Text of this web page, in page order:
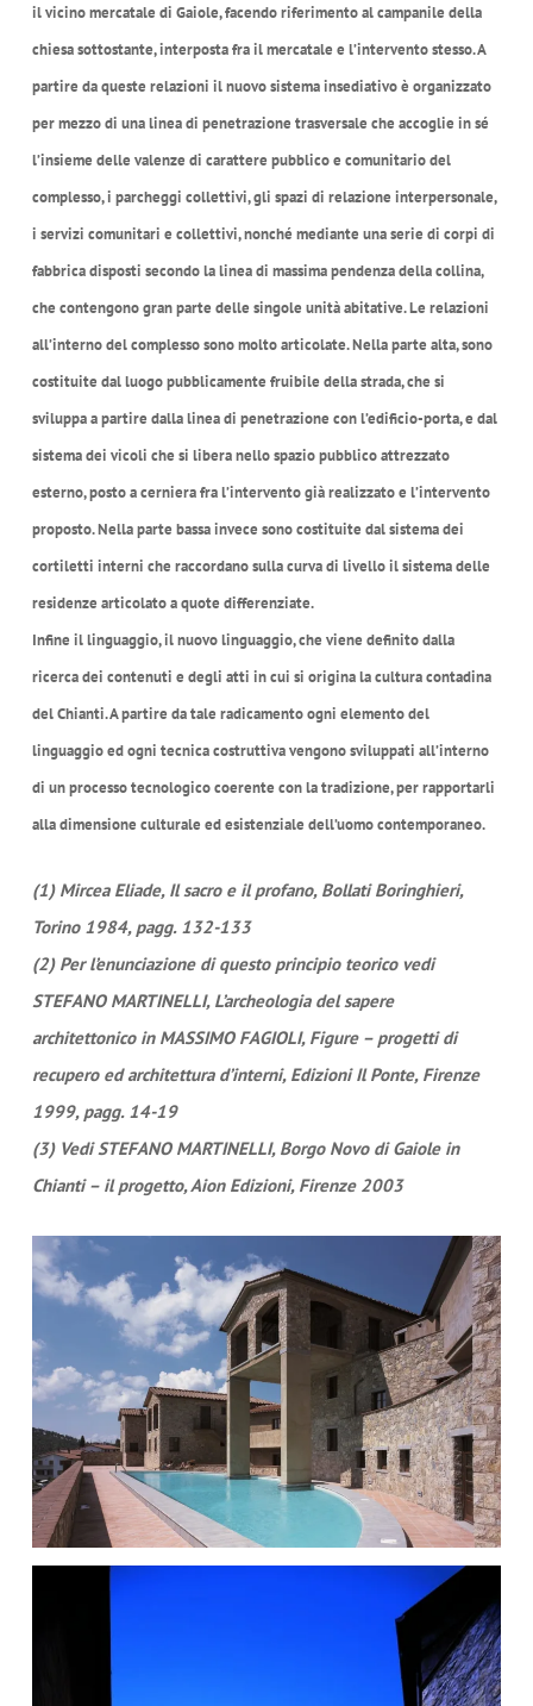
il vicino mercatale di Gaiole, facendo riferimento al campanile della
chiesa sottostante, interposta fra il mercatale e l’intervento stesso. A
partire da queste relazioni il nuovo sistema insediativo è organizzato
per mezzo di una linea di penetrazione trasversale che accoglie in sé
l’insieme delle valenze di carattere pubblico e comunitario del
complesso, i parcheggi collettivi, gli spazi di relazione interpersonale,
i servizi comunitari e collettivi, nonché mediante una serie di corpi di
fabbrica disposti secondo la linea di massima pendenza della collina,
che contengono gran parte delle singole unità abitative. Le relazioni
all’interno del complesso sono molto articolate. Nella parte alta, sono
costituite dal luogo pubblicamente fruibile della strada, che si
sviluppa a partire dalla linea di penetrazione con l’edificio-porta, e dal
sistema dei vicoli che si libera nello spazio pubblico attrezzato
esterno, posto a cerniera fra l’intervento già realizzato e l’intervento
proposto. Nella parte bassa invece sono costituite dal sistema dei
cortiletti interni che raccordano sulla curva di livello il sistema delle
residenze articolato a quote differenziate.
Infine il linguaggio, il nuovo linguaggio, che viene definito dalla
ricerca dei contenuti e degli atti in cui si origina la cultura contadina
del Chianti. A partire da tale radicamento ogni elemento del
linguaggio ed ogni tecnica costruttiva vengono sviluppati all’interno
di un processo tecnologico coerente con la tradizione, per rapportarli
alla dimensione culturale ed esistenziale dell’uomo contemporaneo.
(1) Mircea Eliade, Il sacro e il profano, Bollati Boringhieri,
Torino 1984, pagg. 132-133
(2) Per l’enunciazione di questo principio teorico vedi
STEFANO MARTINELLI, L’archeologia del sapere
architettonico in MASSIMO FAGIOLI, Figure – progetti di
recupero ed architettura d’interni, Edizioni Il Ponte, Firenze
1999, pagg. 14-19
(3) Vedi STEFANO MARTINELLI, Borgo Novo di Gaiole in
Chianti – il progetto, Aion Edizioni, Firenze 2003